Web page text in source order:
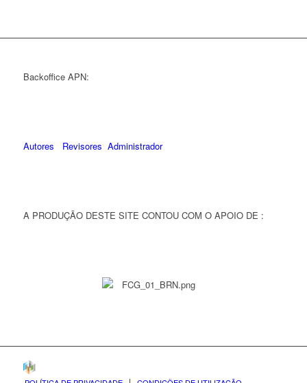
Backoffice APN:
Autores Revisores Administrador
A PRODUÇÃO DESTE SITE CONTOU COM O APOIO DE :